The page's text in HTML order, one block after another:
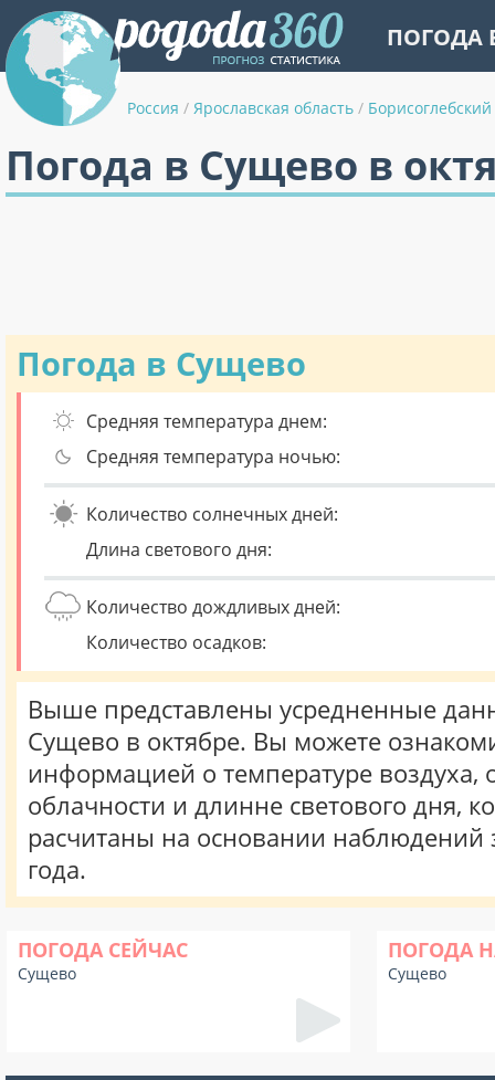
ПОГОДА
Россия / Ярославская область /
Погода в Сущево в
Погода в Сущево
Средняя температура днем:
Средняя температура ночью:
Количество солнечных дней:
Длина светового дня:
Количество дождливых дней:
Количество осадков:
Выше представлены усредненные
Сущево в октябре. Вы можете
информацией о температуре воздуха,
облачности и длинне светового дня,
расчитаны на основании наблюдений
года.
ПОГОДА СЕЙЧАС
Сущево
ПОГОДА
Сущево